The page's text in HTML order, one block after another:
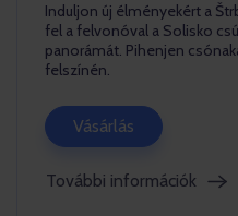
Induljon új élményekért a
fel a felvonóval a Solisko
panorámát. Pihenjen
felszínén.
Vásárlás
További információk